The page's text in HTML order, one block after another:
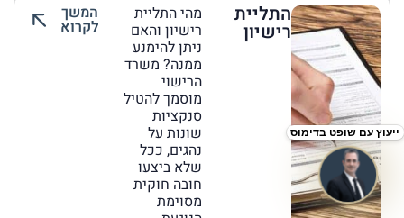
התליית
רישיון
מהי התליית
רישיון והאם
ניתן להימנע
ממנה? משרד
הרישוי
מוסמך להטיל
סנקציות
שונות על
נהגים, ככל
שלא ביצעו
חובה חוקית
מסוימת
המשך
לקרוא